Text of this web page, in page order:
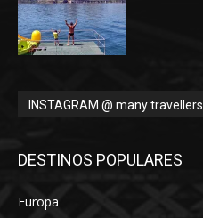
INSTAGRAM @ many travellers
DESTINOS POPULARES
Europa